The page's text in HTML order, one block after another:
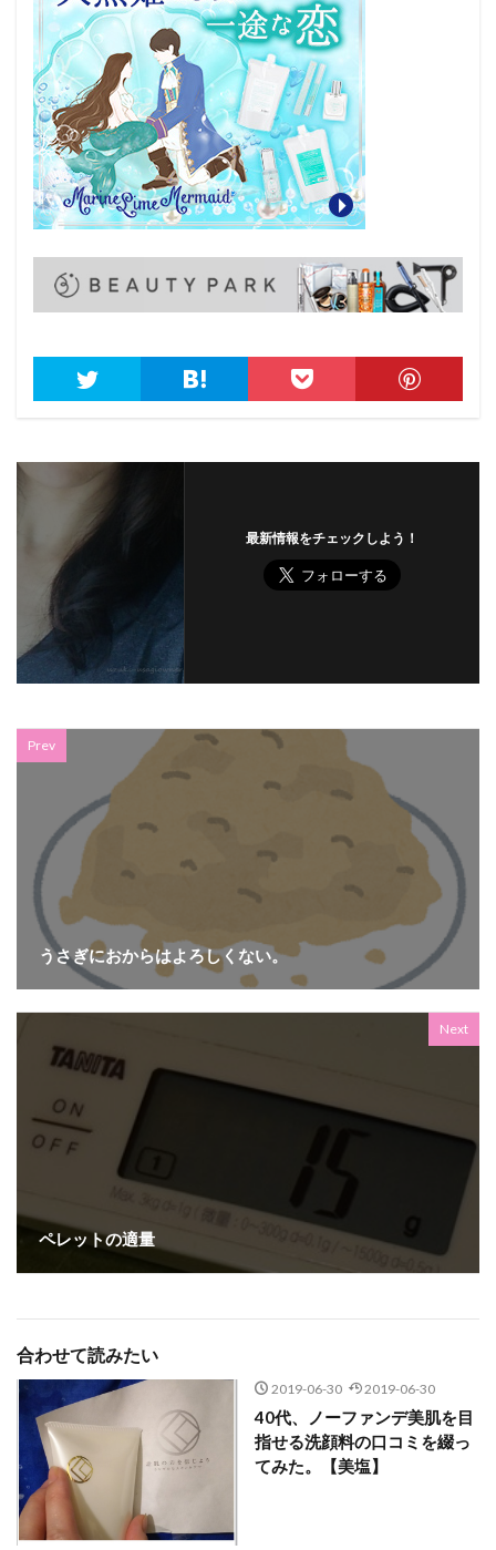
最新情報をチェックしよう！
Prev
うさぎにおからはよろしくない。
Next
ペレットの適量
合わせて読みたい
2019-06-30 2019-06-30
40代、ノーファンデ美肌を目
指せる洗顔料の口コミを綴っ
てみた。【美塩】